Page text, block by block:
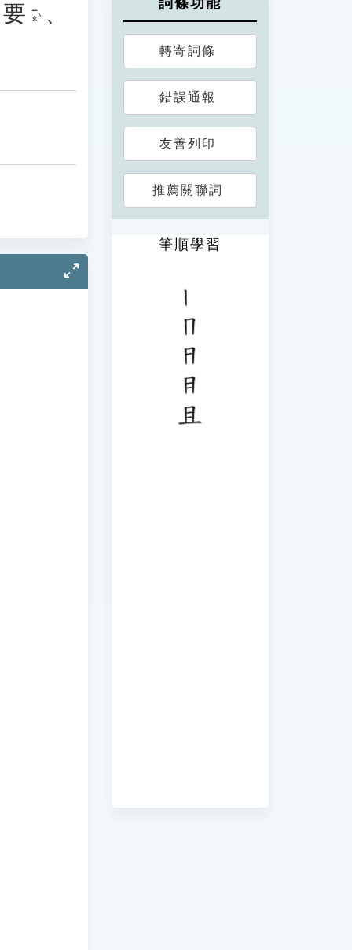
要 ㄧㄠˋ 、
轉寄詞條
錯誤通報
友善列印
推薦關聯詞
筆順學習